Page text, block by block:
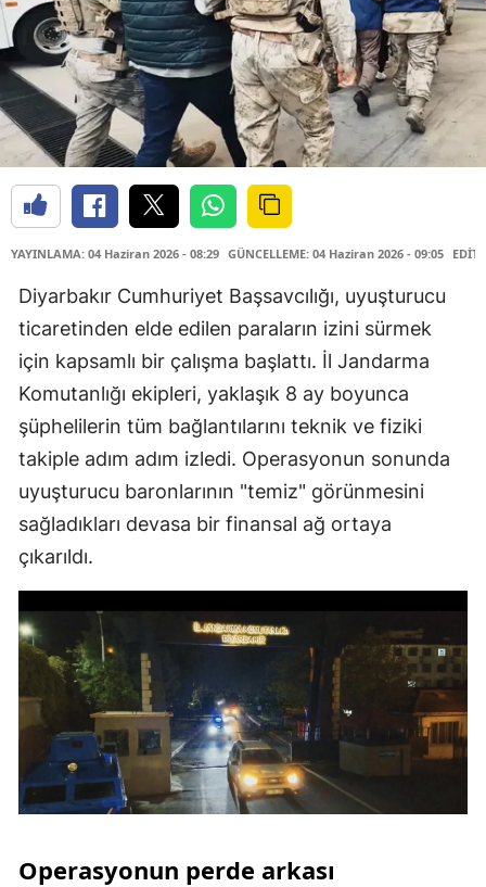
YAYINLAMA: 04 Haziran 2026 - 08:29 GÜNCELLEME: 04 Haziran 2026 - 09:05
Diyarbakır Cumhuriyet Başsavcılığı, uyuşturucu
ticaretinden elde edilen paraların izini sürmek
için kapsamlı bir çalışma başlattı. İl Jandarma
Komutanlığı ekipleri, yaklaşık 8 ay boyunca
şüphelilerin tüm bağlantılarını teknik ve fiziki
takiple adım adım izledi. Operasyonun sonunda
uyuşturucu baronlarının "temiz" görünmesini
sağladıkları devasa bir finansal ağ ortaya
çıkarıldı.
Operasyonun perde arkası